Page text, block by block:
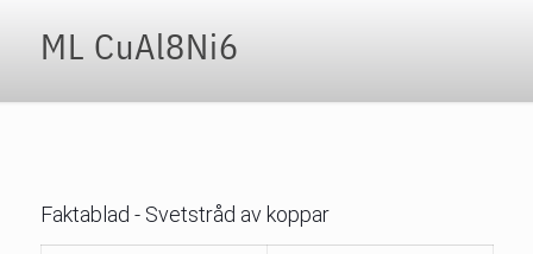
ML CuAl8Ni6
Faktablad - Svetstråd av koppar